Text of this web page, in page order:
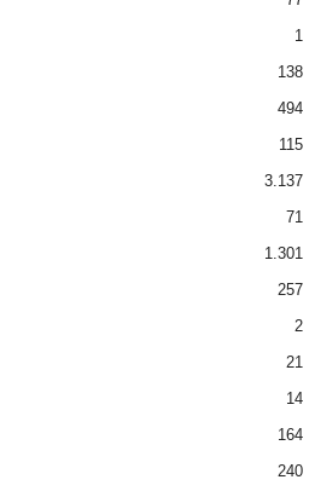
1
138
494
115
3.137
71
1.301
257
2
21
14
164
240